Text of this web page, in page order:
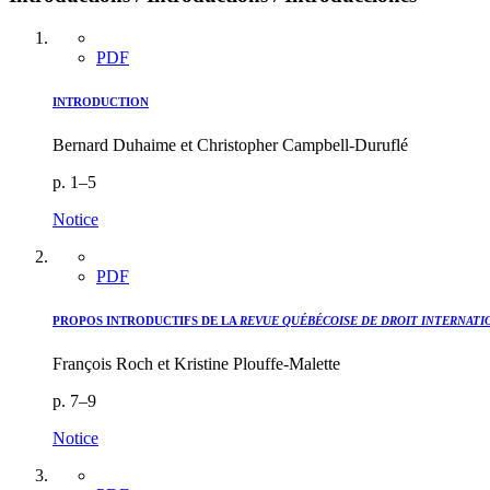
PDF
INTRODUCTION
Bernard Duhaime et Christopher Campbell-Duruflé
p. 1–5
Notice
PDF
PROPOS INTRODUCTIFS DE LA REVUE QUÉBÉCOISE DE DROIT
François Roch et Kristine Plouffe-Malette
p. 7–9
Notice